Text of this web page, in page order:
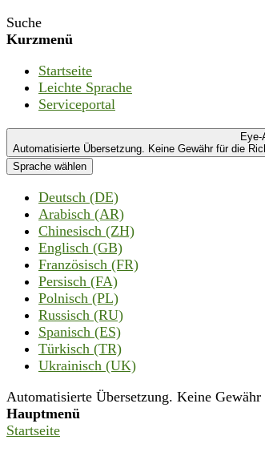
Suche
Kurzmenü
Startseite
Leichte Sprache
Serviceportal
Eye-
Automatisierte Übersetzung. Keine Gewähr für die
Sprache wählen
Deutsch (DE)
Arabisch (AR)
Chinesisch (ZH)
Englisch (GB)
Französisch (FR)
Persisch (FA)
Polnisch (PL)
Russisch (RU)
Spanisch (ES)
Türkisch (TR)
Ukrainisch (UK)
Automatisierte Übersetzung. Keine
Hauptmenü
Startseite